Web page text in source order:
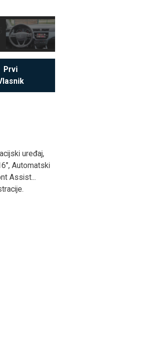
Prvi
uređaj,
Automatski
Assist...